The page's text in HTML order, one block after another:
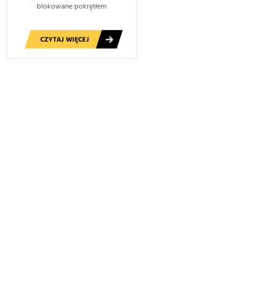
blokowane pokrętłem
CZYTAJ WIĘCEJ